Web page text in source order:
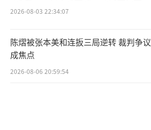
2026-08-03 22:34:07
陈熠被张本美和连扳三局逆转 裁判争议
成焦点
2026-08-06 20:59:54